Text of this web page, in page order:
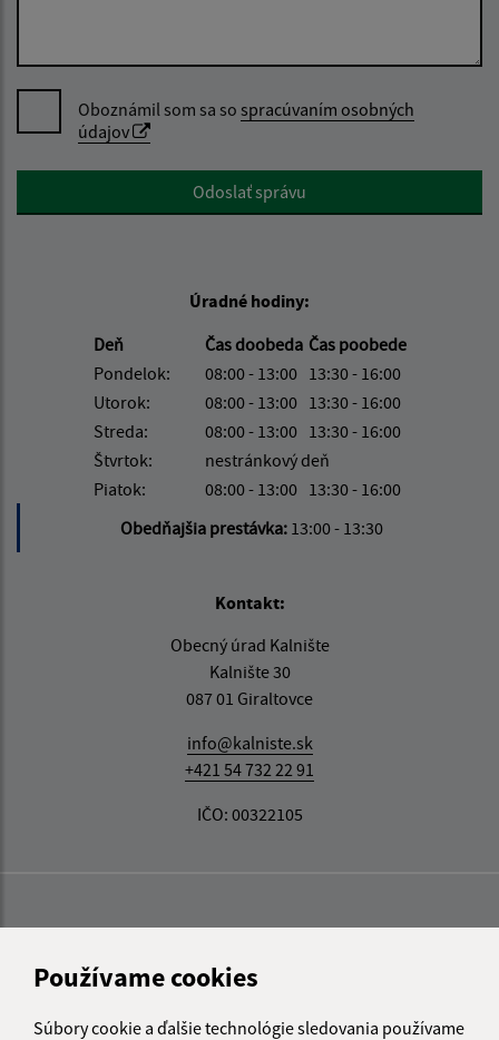
Používame cookies
Súbory cookie a ďalšie technológie sledovania používame
Oboznámil som sa so spracúvaním osobných
údajov
Google reCaptcha ResponseOdoslať správu
Úradné hodiny:
Deň
Čas doobeda Čas poobede
Pondelok:
08:00 - 13:00 13:30 - 16:00
Utorok:
08:00 - 13:00 13:30 - 16:00
Streda:
08:00 - 13:00 13:30 - 16:00
Štvrtok:
nestránkový deň
Piatok:
08:00 - 13:00 13:30 - 16:00
Obedňajšia prestávka: 13:00 - 13:30
Kontakt:
Obecný úrad Kalnište
Kalnište 30
087 01 Giraltovce
info@kalniste.sk
+421 54 732 22 91
IČO: 00322105